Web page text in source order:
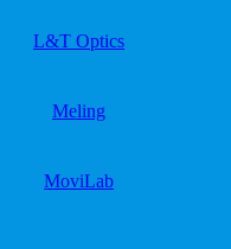
L&T Optics
Meling
MoviLab